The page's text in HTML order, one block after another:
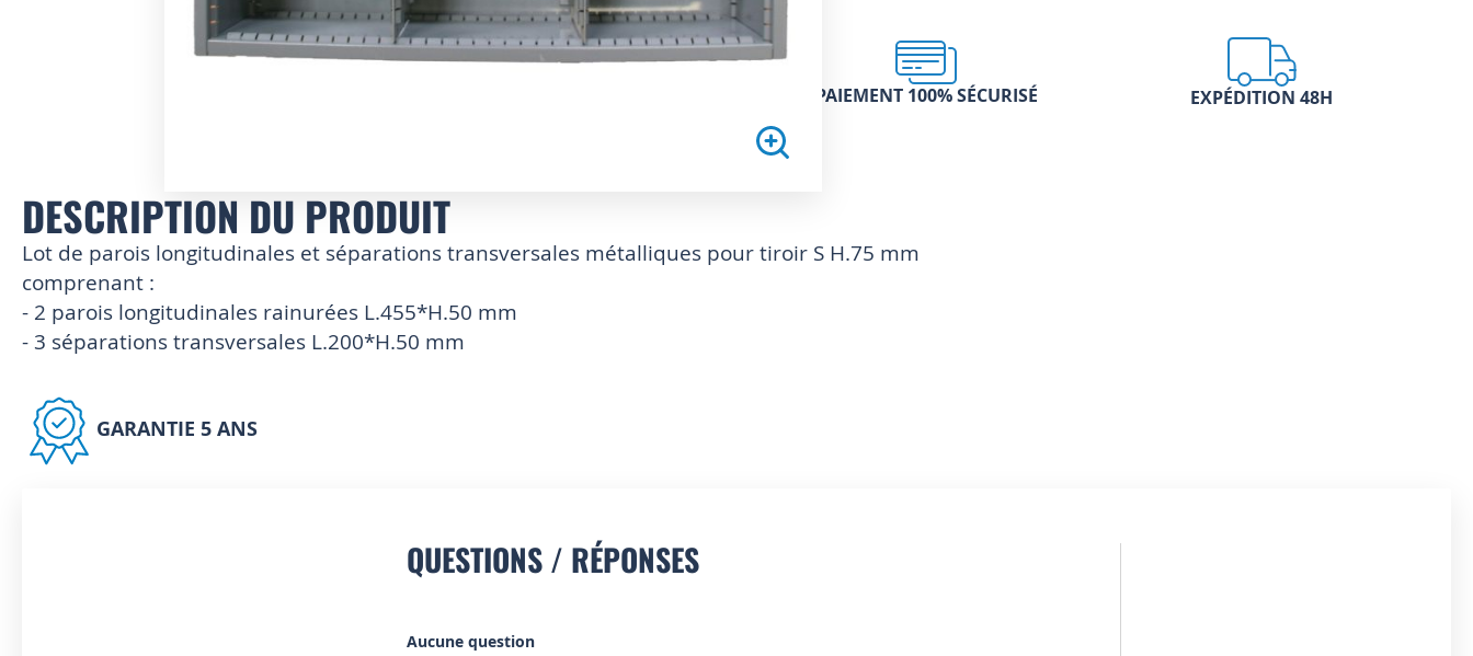
Skip
the
beginning
of
the
images
gallery
PAIEMENT 100% SÉCURISÉ EXPÉDITION 48H
DESCRIPTION DU PRODUIT
Lot de parois longitudinales et séparations transversales métalliques pour tiroir S H.75 mm
comprenant :
- 2 parois longitudinales rainurées L.455*H.50 mm
- 3 séparations transversales L.200*H.50 mm
GARANTIE 5 ANS
QUESTIONS / RÉPONSES
Aucune question